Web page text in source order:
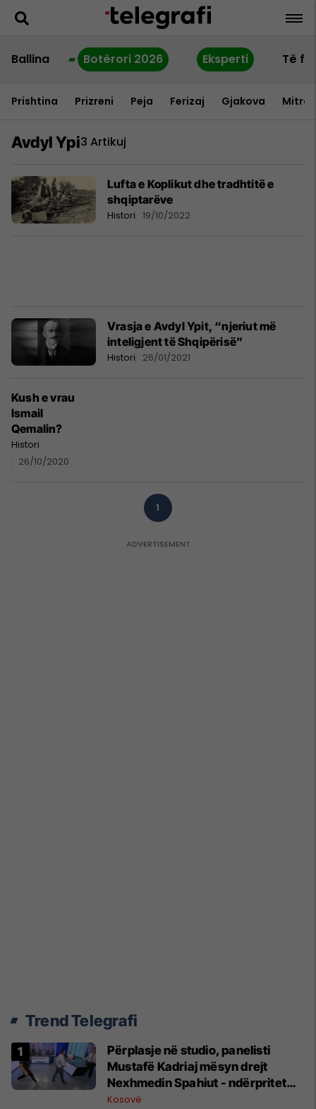
Ballina Botërori 2026 Eksperti Të
Prishtina Prizreni Peja Ferizaj Gjakova
Avdyl Ypi3 Artikuj
Lufta e Koplikut dhe tradhtitë e
shqiptarëve
Histori 19/10/2022
Vrasja e Avdyl Ypit, “njeriut më
inteligjent të Shqipërisë”
Histori 26/01/2021
Kush e vrau
Ismail
Qemalin?
Histori
26/10/2020
1
Trend Telegrafi
Përplasje në studio, panelisti
Mustafë Kadriaj mësyn drejt
Nexhmedin Spahiut - ndërpritet
transmetimi
Kosovë